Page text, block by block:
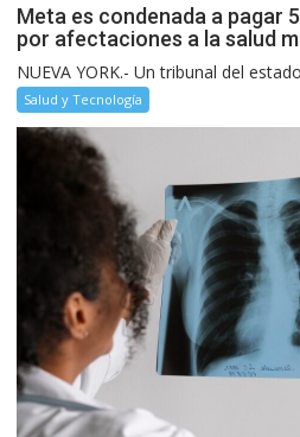
Meta es condenada a pagar
por afectaciones a la salud
NUEVA YORK.- Un tribunal del
Salud y Tecnología